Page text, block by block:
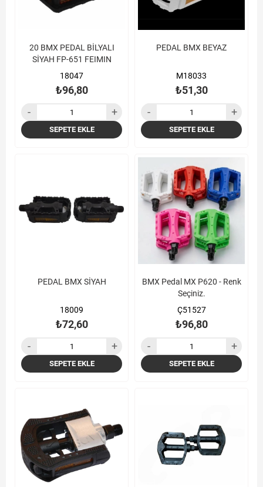
20 BMX PEDAL BİLYALI
SİYAH FP-651 FEIMIN
18047
₺96,80
SEPETE EKLE
PEDAL BMX BEYAZ
M18033
₺51,30
SEPETE EKLE
PEDAL BMX SİYAH
18009
₺72,60
SEPETE EKLE
BMX Pedal MX P620 - Renk
Seçiniz.
Ç51527
₺96,80
SEPETE EKLE